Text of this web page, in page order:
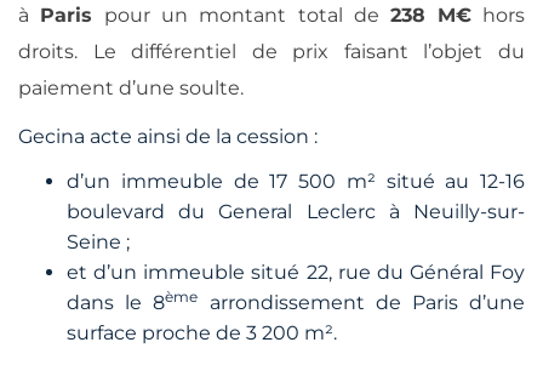
à Paris pour un montant total de 238 M€hors
droits. Le différentiel de prix faisant l’objet du
paiement d’une soulte.
Gecina acte ainsi de la cession :
d’un immeuble de 17 500 m² situé au 12-16
boulevard du General Leclerc à Neuilly-sur-
Seine ;
et d’un immeuble situé 22, rue du Général Foy
dans le 8ème
arrondissement de Paris d’une
surface proche de 3 200 m².